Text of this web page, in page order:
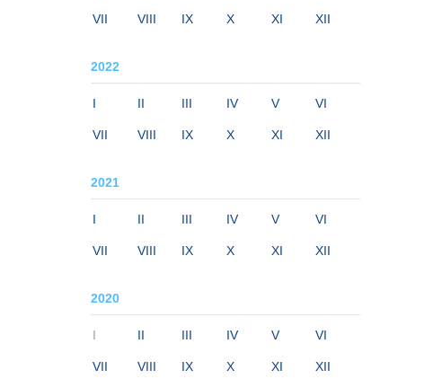
VII VIII IX X XI XII
2022
I II III IV V VI
VII VIII IX X XI XII
2021
I II III IV V VI
VII VIII IX X XI XII
2020
I II III IV V VI
VII VIII IX X XI XII